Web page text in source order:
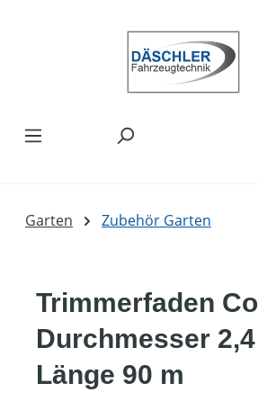
Garten Zubehör Garten
Trimmerfaden
Durchmesser
Länge 90 m